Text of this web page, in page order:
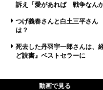
訴え「愛があれば 戦争なんか
つげ義春さんと白土三平さん
は？
死去した丹羽宇一郎さんは
ど読書』ベストセラーに
動画で見る